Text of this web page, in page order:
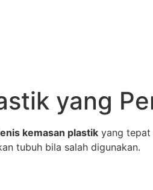
yang
kemasan plastik yang tepat
tubuh bila salah digunakan.